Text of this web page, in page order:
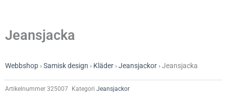
Jeansjacka
Webbshop ›Samisk design › Kläder ›Jeansjackor ›Jeansjacka
Artikelnummer 325007 Kategori Jeansjackor